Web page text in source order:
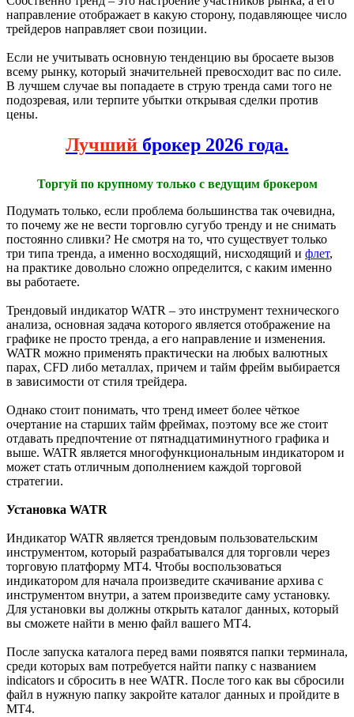
направление отображает в какую сторону, подавляющее число
трейдеров направляет свои позиции.
Если не учитывать основную тенденцию вы бросаете вызов
всему рынку, который значительней превосходит вас по силе.
В лучшем случае вы попадаете в струю тренда сами того не
подозревая, или терпите убытки открывая сделки против
цены.
Лучший брокер 2026 года.
Торгуй по крупному только с ведущим брокером
Подумать только, если проблема большинства так очевидна,
то почему же не вести торговлю сугубо тренду и не снимать
постоянно сливки? Не смотря на то, что существует только
три типа тренда, а именно восходящий, нисходящий и флет,
на практике довольно сложно определится, с каким именно
вы работаете.
Трендовый индикатор WATR – это инструмент технического
анализа, основная задача которого является отображение на
графике не просто тренда, а его направление и изменения.
WATR можно применять практически на любых валютных
парах, CFD либо металлах, причем и тайм фрейм выбирается
в зависимости от стиля трейдера.
Однако стоит понимать, что тренд имеет более чёткое
очертание на старших тайм фреймах, поэтому все же стоит
отдавать предпочтение от пятнадцатиминутного графика и
выше. WATR является многофункциональным индикатором и
может стать отличным дополнением каждой торговой
стратегии.
Установка WATR
Индикатор WATR является трендовым пользовательским
инструментом, который разрабатывался для торговли через
торговую платформу МТ4. Чтобы воспользоваться
индикатором для начала произведите скачивание архива с
инструментом внутри, а затем произведите саму установку.
Для установки вы должны открыть каталог данных, который
вы сможете найти в меню файл вашего МТ4.
После запуска каталога перед вами появятся папки терминала,
среди которых вам потребуется найти папку с названием
indicators и сбросить в нее WATR. После того как вы сбросили
файл в нужную папку закройте каталог данных и пройдите в
МТ4.